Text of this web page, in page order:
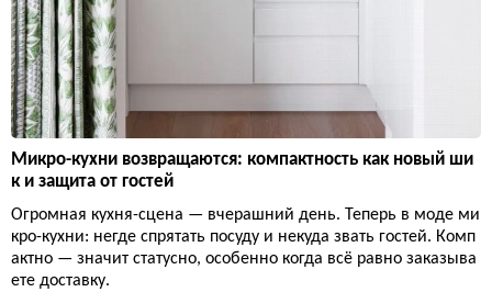
Микро-кухни возвращаются: компактность как новый ши
к и защита от гостей
Огромная кухня-сцена — вчерашний день. Теперь в моде ми
кро-кухни: негде спрятать посуду и некуда звать гостей. Комп
актно — значит статусно, особенно когда всё равно заказыва
ете доставку.